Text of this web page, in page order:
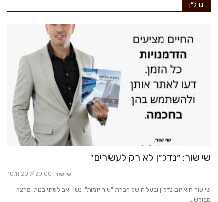
נדל״ן
שי שור: ״נדל״ן לא רק לעשירים״
10.11.20 // 20:00 שי שור
שי שור הוא יזם נדל"ן ובעליה של חברת "שור יזמות", נשוי ואב לשתי בנות. מרצה
מבוקש...